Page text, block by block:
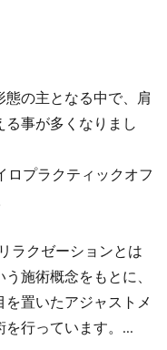
の主となる中で、肩
事が多くなりまし
ロプラクティックオフ
ラクゼーションとは
う施術概念をもとに、
置いたアジャストメ
行っています。 ...